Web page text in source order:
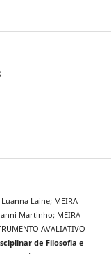
Luanna Laine; MEIRA
Martinho; MEIRA
AVALIATIVO
de Filosofia e